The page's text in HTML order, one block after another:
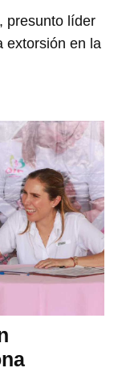
presunto líder
extorsión en la